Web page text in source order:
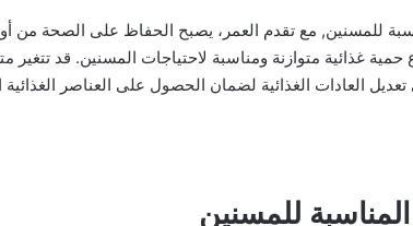
للمسنين, مع تقدم العمر، يصبح الحفاظ على الصحة من
حمية غذائية متوازنة ومناسبة لاحتياجات المسنين. قد
العادات الغذائية لضمان الحصول على العناصر
للمسنين